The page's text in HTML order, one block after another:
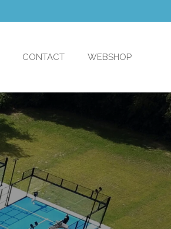
CONTACT WEBSHOP